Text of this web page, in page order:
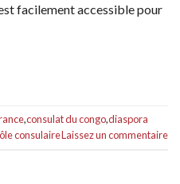
facilement accessible pour
,consulat du congo,diaspora
consulaireLaissez un commentaire